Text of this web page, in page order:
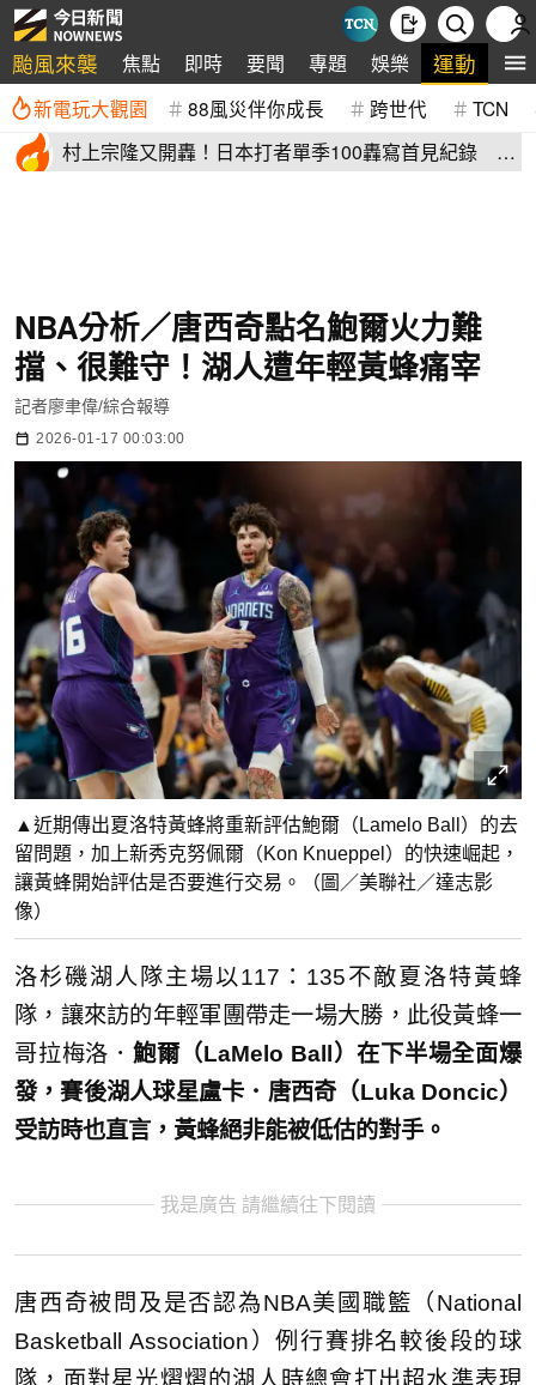
颱風來襲 焦點 即時 要聞 專題 娛樂 運動 全
新電玩大觀園 88風災伴你成長 跨世代 TCN
村上宗隆又開轟！日本打者單季100轟寫首見紀錄 這
NBA分析／唐西奇點名鮑爾火力難
擋、很難守！湖人遭年輕黃蜂痛宰
記者廖聿偉/綜合報導
2026-01-17 00:03:00
▲近期傳出夏洛特黃蜂將重新評估鮑爾（Lamelo Ball）的去
留問題，加上新秀克努佩爾（Kon Knueppel）的快速崛起，
讓黃蜂開始評估是否要進行交易。（圖／美聯社／達志影
像）
洛杉磯湖人隊主場以117：135不敵夏洛特黃蜂
隊，讓來訪的年輕軍團帶走一場大勝，此役黃蜂一
哥拉梅洛． 鮑爾（LaMelo Ball）在下半場全面爆
發，賽後湖人球星盧卡．唐西奇（Luka Doncic）
受訪時也直言，黃蜂絕非能被低估的對手。
我是廣告 請繼續往下閱讀
唐西奇被問及是否認為NBA美國職籃（National
Basketball Association）例行賽排名較後段的球